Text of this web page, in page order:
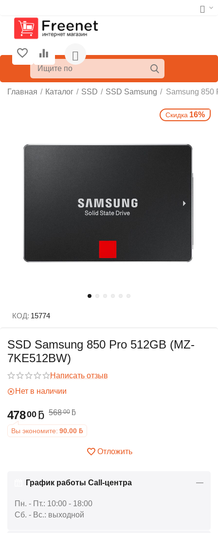
Главная / Каталог / SSD / SSD Samsung / Samsung 850
Скидка 16%
КОД: 15774
SSD Samsung 850 Pro 512GB (MZ-
7KE512BW)
Написать отзыв
Нет в наличии
47800 ƃ 568 00 ƃ
Вы экономите: 90.00 ƃ
Отложить
График работы Call-центра
Пн. - Пт.: 10:00 - 18:00
Сб. - Вс.: выходной